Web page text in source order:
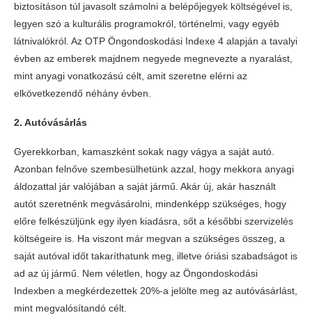
biztosításon túl javasolt számolni a belépőjegyek költségével is,
legyen szó a kulturális programokról, történelmi, vagy egyéb
látnivalókról. Az OTP Öngondoskodási Indexe 4 alapján a tavalyi
évben az emberek majdnem negyede megnevezte a nyaralást,
mint anyagi vonatkozású célt, amit szeretne elérni az
elkövetkezendő néhány évben.
2. Autóvásárlás
Gyerekkorban, kamaszként sokak nagy vágya a saját autó.
Azonban felnőve szembesülhetünk azzal, hogy mekkora anyagi
áldozattal jár valójában a saját jármű. Akár új, akár használt
autót szeretnénk megvásárolni, mindenképp szükséges, hogy
előre felkészüljünk egy ilyen kiadásra, sőt a későbbi szervizelés
költségeire is. Ha viszont már megvan a szükséges összeg, a
saját autóval időt takaríthatunk meg, illetve óriási szabadságot is
ad az új jármű. Nem véletlen, hogy az Öngondoskodási
Indexben a megkérdezettek 20%-a jelölte meg az autóvásárlást,
mint megvalósítandó célt.